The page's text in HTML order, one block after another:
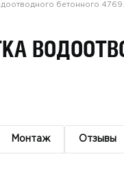
бетонного
Монтаж Отзывы